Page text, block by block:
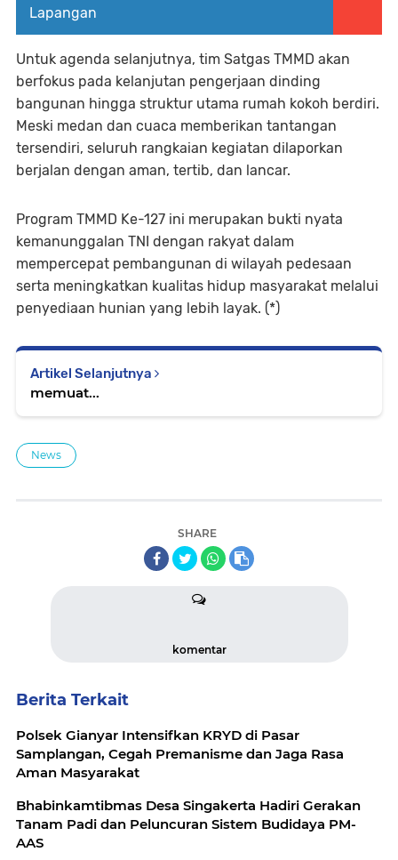
Lapangan
Untuk agenda selanjutnya, tim Satgas TMMD akan
berfokus pada kelanjutan pengerjaan dinding
bangunan hingga struktur utama rumah kokoh berdiri.
Meski medan dan cuaca memberikan tantangan
tersendiri, seluruh rangkaian kegiatan dilaporkan
berjalan dengan aman, tertib, dan lancar.
Program TMMD Ke-127 ini merupakan bukti nyata
kemanunggalan TNI dengan rakyat dalam
mempercepat pembangunan di wilayah pedesaan
serta meningkatkan kualitas hidup masyarakat melalui
penyediaan hunian yang lebih layak. (*)
Artikel Selanjutnya
memuat...
News
SHARE
komentar
Berita Terkait
Polsek Gianyar Intensifkan KRYD di Pasar
Samplangan, Cegah Premanisme dan Jaga Rasa
Aman Masyarakat
Bhabinkamtibmas Desa Singakerta Hadiri Gerakan
Tanam Padi dan Peluncuran Sistem Budidaya PM-
AAS